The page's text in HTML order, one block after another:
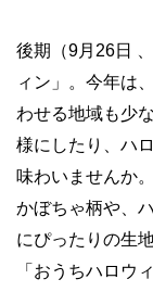
後期（9月26日
ィン」。今年は
わせる地域も少
様にしたり、ハ
味わいませんか。
かぼちゃ柄や、
にぴったりの生
「おうちハロウ